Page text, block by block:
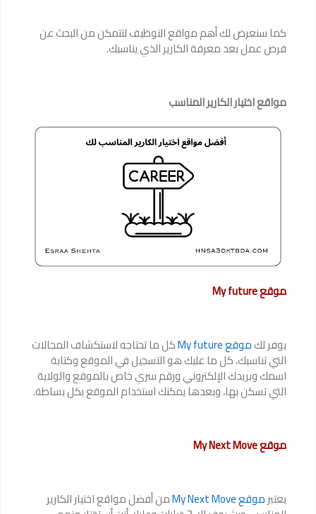
كما سنعرض لك أهم مواقع التوظيف لتتمكن من البحث عن
فرص عمل بعد معرفة الكارير الذي يناسبك.
مواقع اختيار الكارير المناسب
موقع My future
يوفر لكموقع My future كل ما تحتاجه لاستكشاف المجالات
التي تناسبك، كل ما عليك هو التسجيل في الموقع وكتابة
اسمك وبريدك الإلكتروني ورقم سري خاص بالموقع والولاية
التي تسكن بها، وبعدها يمكنك استخدام الموقع بكل بساطة.
موقع My Next Move
يعتبرموقع My Next Move من أفضل مواقع اختيار الكارير